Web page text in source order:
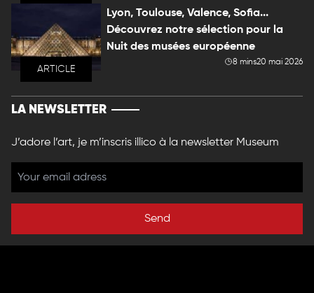
ARTICLE
Lyon, Toulouse, Valence, Sofia...
Découvrez notre sélection pour la
Nuit des musées européenne
8 mins20 mai 2026
LA NEWSLETTER
J’adore l’art, je m’inscris illico à la newsletter Museum
Send